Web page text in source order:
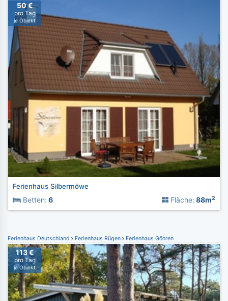
50 €
pro Tag
je Objekt
Ferienhaus Silbermöwe
Betten: 6 Fläche: 88m2
Ferienhaus Deutschland Ferienhaus Rügen Ferienhaus Göhren
113 €
pro Tag
je Objekt